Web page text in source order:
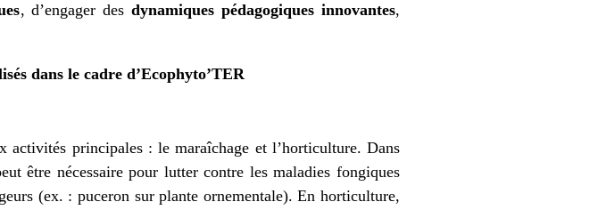
, d’engager desdynamiques pédagogiques innovantes,
dans le cadre d’Ecophyto’TER
activités principales : le maraîchage et l’horticulture. Dans
être nécessaire pour lutter contre les maladies fongiques
(ex. : puceron sur plante ornementale). En horticulture,